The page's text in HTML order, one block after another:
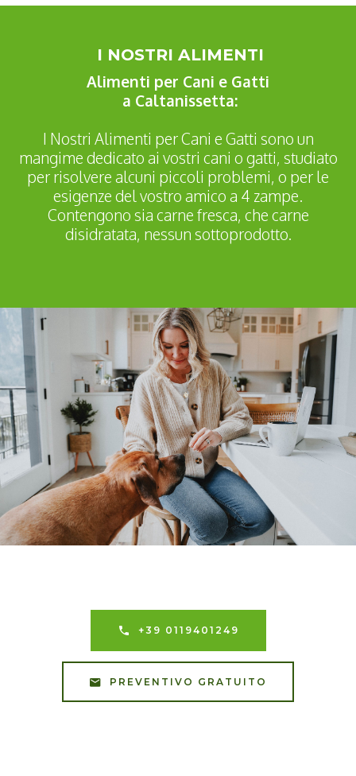
I NOSTRI ALIMENTI
Alimenti per Cani e Gatti
a Caltanissetta:
I Nostri Alimenti per Cani e Gatti sono un
mangime dedicato ai vostri cani o gatti, studiato
per risolvere alcuni piccoli problemi, o per le
esigenze del vostro amico a 4 zampe.
Contengono sia carne fresca, che carne
disidratata, nessun sottoprodotto.
+39 0119401249
PREVENTIVO GRATUITO